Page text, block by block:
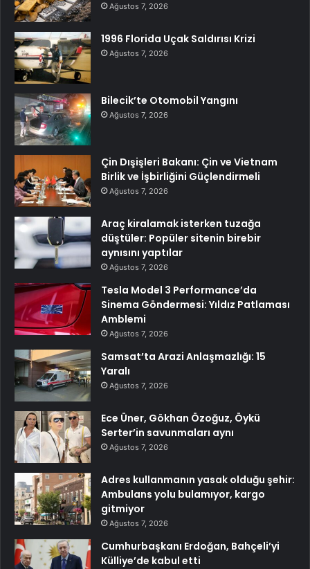
Ağustos 7, 2026
1996 Florida Uçak Saldırısı Krizi
Ağustos 7, 2026
Bilecik’te Otomobil Yangını
Ağustos 7, 2026
Çin Dışişleri Bakanı: Çin ve Vietnam
Birlik ve İşbirliğini Güçlendirmeli
Ağustos 7, 2026
Araç kiralamak isterken tuzağa
düştüler: Popüler sitenin birebir
aynısını yaptılar
Ağustos 7, 2026
Tesla Model 3 Performance’da
Sinema Göndermesi: Yıldız Patlaması
Amblemi
Ağustos 7, 2026
Samsat’ta Arazi Anlaşmazlığı: 15
Yaralı
Ağustos 7, 2026
Ece Üner, Gökhan Özoğuz, Öykü
Serter’in savunmaları aynı
Ağustos 7, 2026
Adres kullanmanın yasak olduğu şehir:
Ambulans yolu bulamıyor, kargo
gitmiyor
Ağustos 7, 2026
Cumhurbaşkanı Erdoğan, Bahçeli’yi
Külliye’de kabul etti